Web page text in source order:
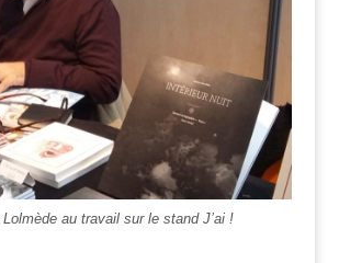
Lolmède au travail sur le stand J’ai !